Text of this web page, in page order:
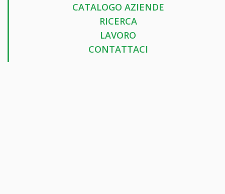
CATALOGO AZIENDE
RICERCA
LAVORO
CONTATTACI